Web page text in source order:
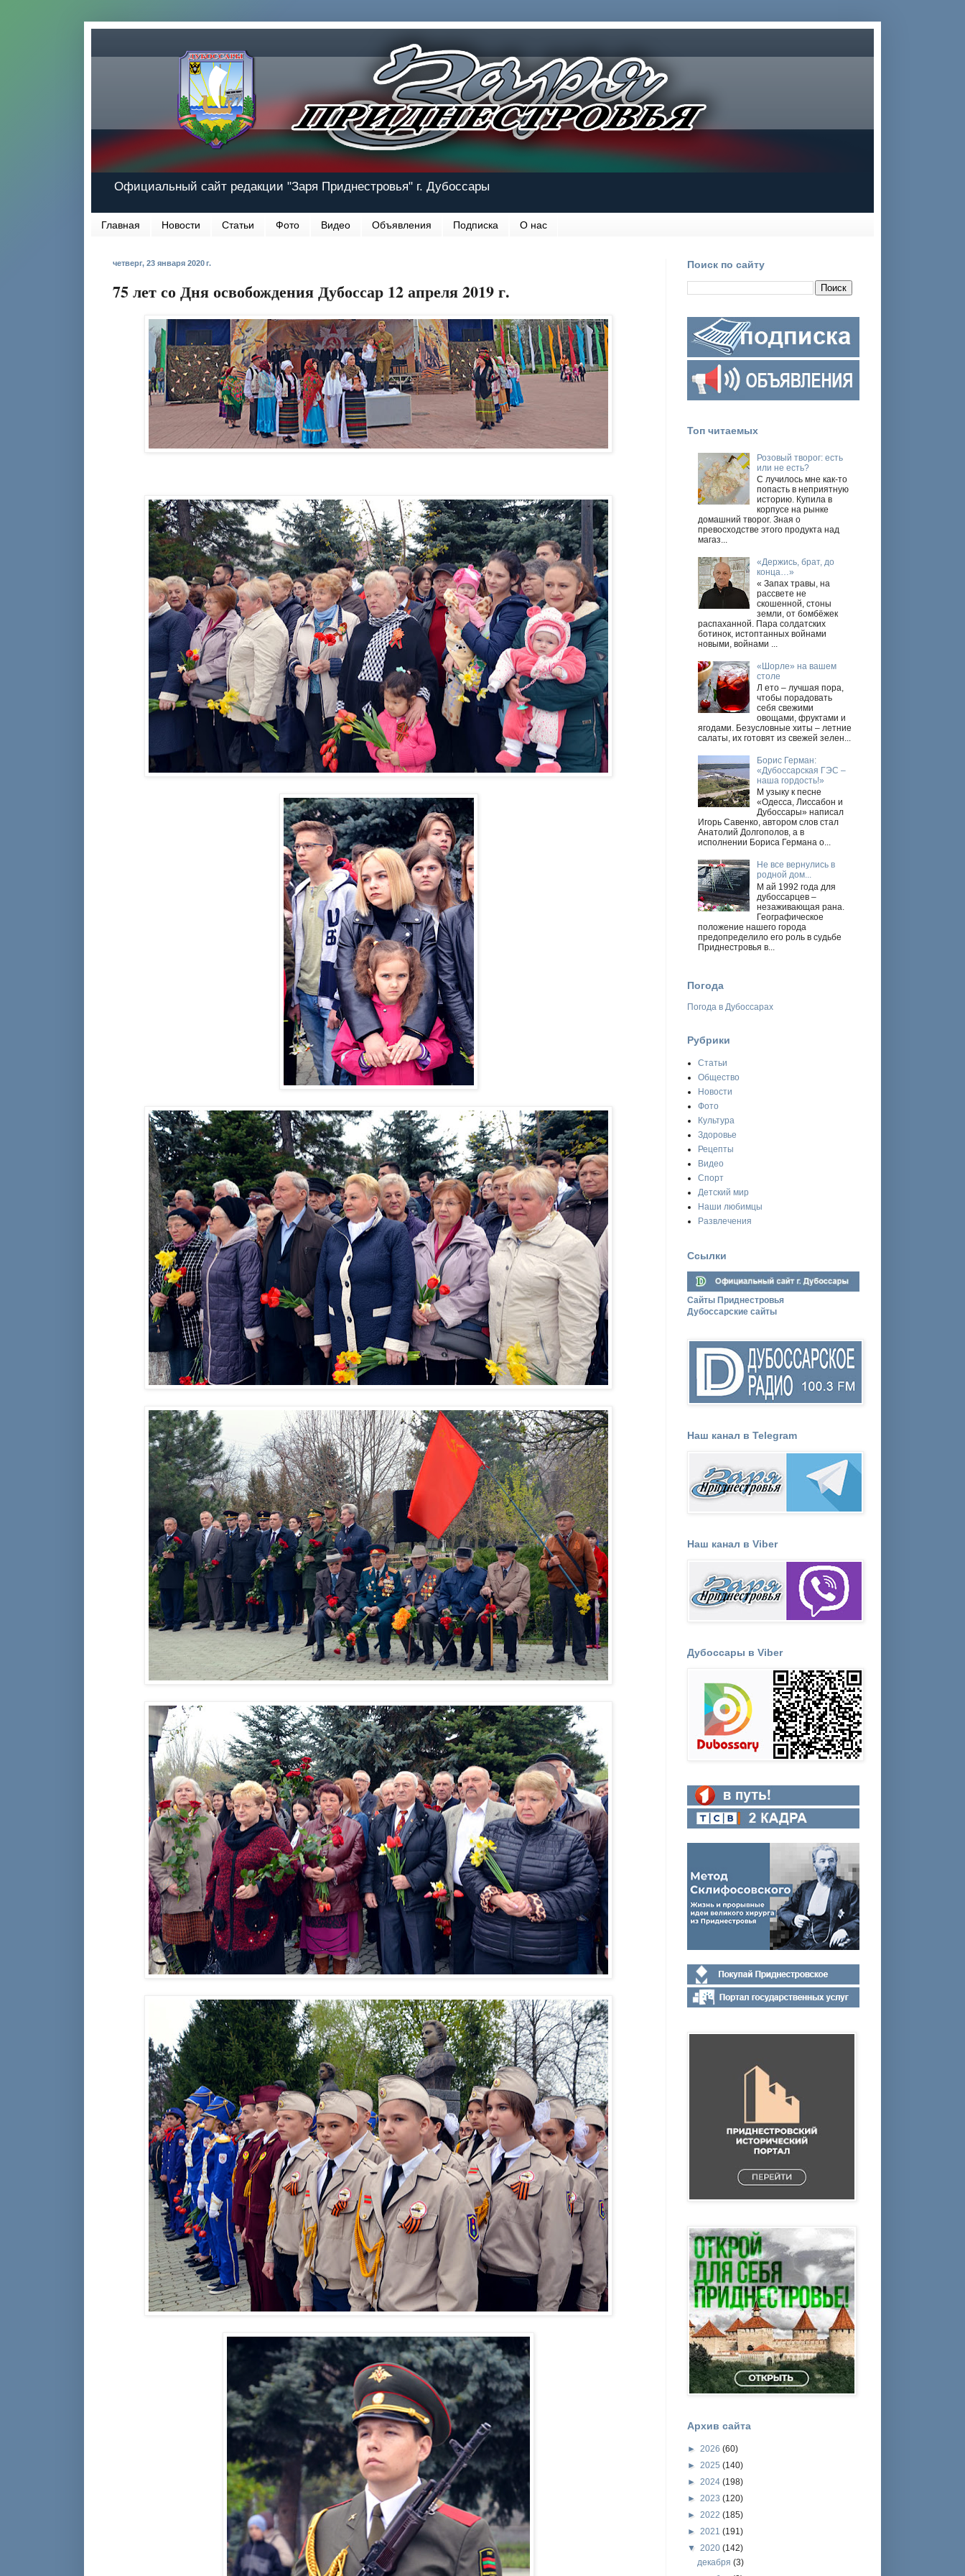
Официальный сайт редакции "Заря Приднестровья" г. Дубоссары
Главная Новости Статьи Фото Видео Объявления Подписка О нас
четверг, 23 января 2020 г.
75 лет со Дня освобождения Дубоссар 12 апреля 2019 г.
Поиск по сайту
Топ читаемых
Розовый творог: есть
или не есть?
С лучилось мне как-то
попасть в неприятную
историю. Купила в
корпусе на рынке
домашний творог. Зная о
превосходстве этого продукта над
магаз...
«Держись, брат, до
конца…»
« Запах травы, на
рассвете не
скошенной, стоны
земли, от бомбёжек
распаханной. Пара солдатских
ботинок, истоптанных войнами
новыми, войнами ...
«Шорле» на вашем
столе
Л ето – лучшая пора,
чтобы порадовать
себя свежими
овощами, фруктами и
ягодами. Безусловные хиты – летние
салаты, их готовят из свежей зелен...
Борис Герман:
«Дубоссарская ГЭС –
наша гордость!»
М узыку к песне
«Одесса, Лиссабон и
Дубоссары» написал
Игорь Савенко, автором слов стал
Анатолий Долгополов, а в
исполнении Бориса Германа о...
Не все вернулись в
родной дом...
М ай 1992 года для
дубоссарцев –
незаживающая рана.
Географическое
положение нашего города
предопределило его роль в судьбе
Приднестровья в...
Погода
Погода в Дубоссарах
Рубрики
Статьи
Общество
Новости
Фото
Культура
Здоровье
Рецепты
Видео
Спорт
Детский мир
Наши любимцы
Развлечения
Ссылки
Сайты Приднестровья
Дубоссарские сайты
Наш канал в Telegram
Наш канал в Viber
Дубоссары в Viber
Архив сайта
► 2026 (60)
► 2025 (140)
► 2024 (198)
► 2023 (120)
► 2022 (185)
► 2021 (191)
▼ 2020 (142)
декабря(3)